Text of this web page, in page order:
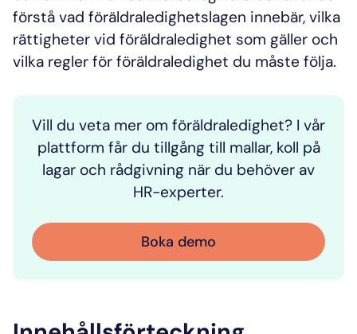
förstå vad föräldraledighetslagen innebär, vilka
rättigheter vid föräldraledighet som gäller och
vilka regler för föräldraledighet du måste följa.
Vill du veta mer om föräldraledighet? I vår
plattform får du tillgång till mallar, koll på
lagar och rådgivning när du behöver av
HR-experter.
Boka demo